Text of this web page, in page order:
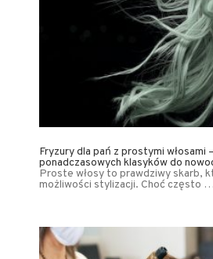
Fryzury dla pań z prostymi włosami
ponadczasowych klasyków do
Proste włosy to prawdziwy skarb,
możliwości stylizacji. Choć często …